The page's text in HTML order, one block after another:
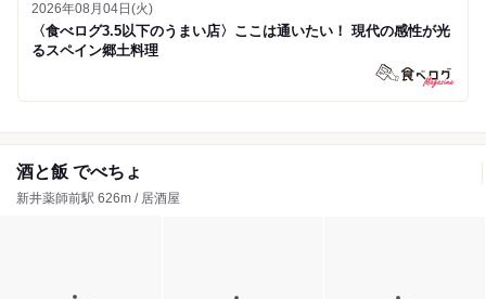
2026年08月04日(火)
〈食べログ3.5以下のうまい店〉ここは通いたい！ 現代の感性が光
るスペイン郷土料理
酒と飯 でべちょ
新井薬師前駅 626m / 居酒屋